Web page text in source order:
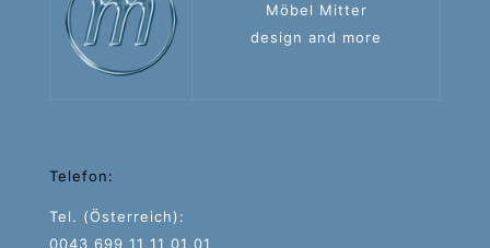
Möbel Mitter
design and more
Telefon:
Tel. (Österreich):
0043 699 11 11 01 01